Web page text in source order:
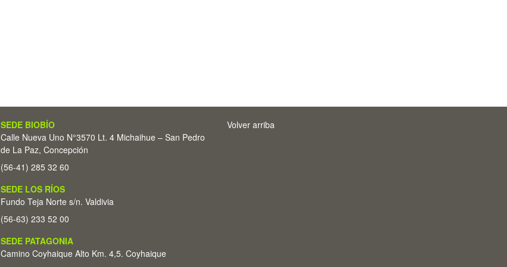
SEDE BIOBÍO
Calle Nueva Uno N°3570 Lt. 4 Michaihue – San Pedro
de La Paz, Concepción
(56-41) 285 32 60
SEDE LOS RÍOS
Fundo Teja Norte s/n. Valdivia
(56-63) 233 52 00
SEDE PATAGONIA
Camino Coyhaique Alto Km. 4,5. Coyhaique
Volver arriba